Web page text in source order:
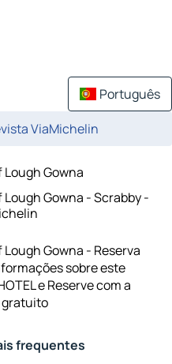
Português
ViaMichelin
Gowna
Gowna - Scrabby -
Gowna - Reserva
sobre este
e Reserve com a
gratuito
frequentes